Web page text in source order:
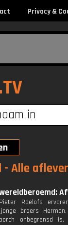
Privacy &
- Alle
Roelofs
broers
onbegrensd